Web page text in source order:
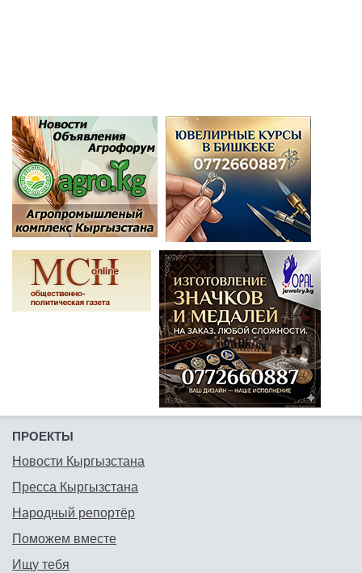
ПРОЕКТЫ
Новости Кыргызстана
Пресса Кыргызстана
Народный репортёр
Поможем вместе
Ищу тебя